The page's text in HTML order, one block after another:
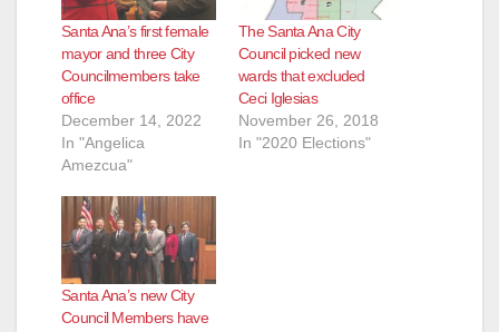
Santa Ana’s first female
mayor and three City
Councilmembers take
office
December 14, 2022
In "Angelica
Amezcua"
The Santa Ana City
Council picked new
wards that excluded
Ceci Iglesias
November 26, 2018
In "2020 Elections"
Santa Ana’s new City
Council Members have